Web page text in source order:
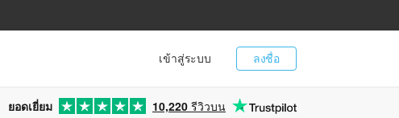
ลงชื่อ
เข้าสู่ระบบ
ยอดเยี่ยม 10,220 รีวิวบน